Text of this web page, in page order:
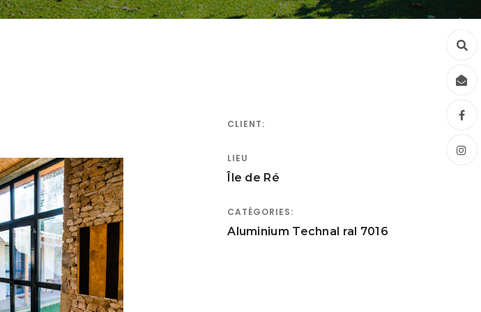
CLIENT:
LIEU
Île de Ré
CATÉGORIES:
Aluminium Technal ral 7016